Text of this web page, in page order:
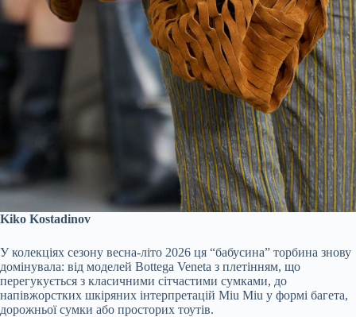
Kiko Kostadinov
У колекціях сезону весна-літо 2026 ця “бабусина” торбина знову
домінувала: від моделей Bottega Veneta з плетінням, що
перегукується з класичними сітчастими сумками, до
напівжорстких шкіряних інтерпретацій Miu Miu у формі багета,
дорожньої сумки або просторих тоутів.